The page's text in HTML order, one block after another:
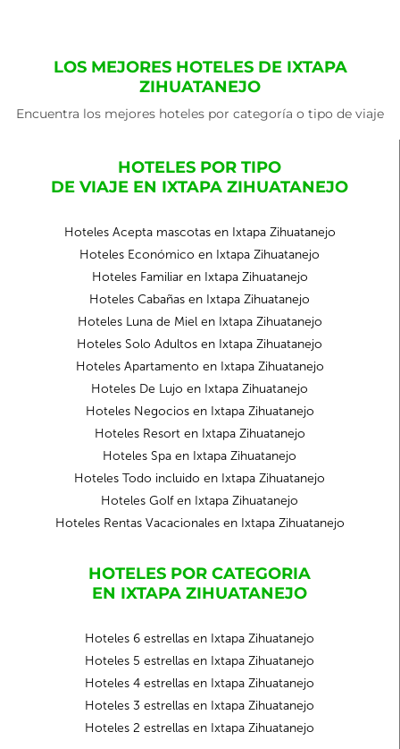
LOS MEJORES HOTELES DE IXTAPA
ZIHUATANEJO
Encuentra los mejores hoteles por categoría o tipo de viaje
HOTELES POR TIPO
DE VIAJE EN IXTAPA ZIHUATANEJO
Hoteles Acepta mascotas en Ixtapa Zihuatanejo
Hoteles Económico en Ixtapa Zihuatanejo
Hoteles Familiar en Ixtapa Zihuatanejo
Hoteles Cabañas en Ixtapa Zihuatanejo
Hoteles Luna de Miel en Ixtapa Zihuatanejo
Hoteles Solo Adultos en Ixtapa Zihuatanejo
Hoteles Apartamento en Ixtapa Zihuatanejo
Hoteles De Lujo en Ixtapa Zihuatanejo
Hoteles Negocios en Ixtapa Zihuatanejo
Hoteles Resort en Ixtapa Zihuatanejo
Hoteles Spa en Ixtapa Zihuatanejo
Hoteles Todo incluido en Ixtapa Zihuatanejo
Hoteles Golf en Ixtapa Zihuatanejo
Hoteles Rentas Vacacionales en Ixtapa Zihuatanejo
HOTELES POR CATEGORIA
EN IXTAPA ZIHUATANEJO
Hoteles 6 estrellas en Ixtapa Zihuatanejo
Hoteles 5 estrellas en Ixtapa Zihuatanejo
Hoteles 4 estrellas en Ixtapa Zihuatanejo
Hoteles 3 estrellas en Ixtapa Zihuatanejo
Hoteles 2 estrellas en Ixtapa Zihuatanejo